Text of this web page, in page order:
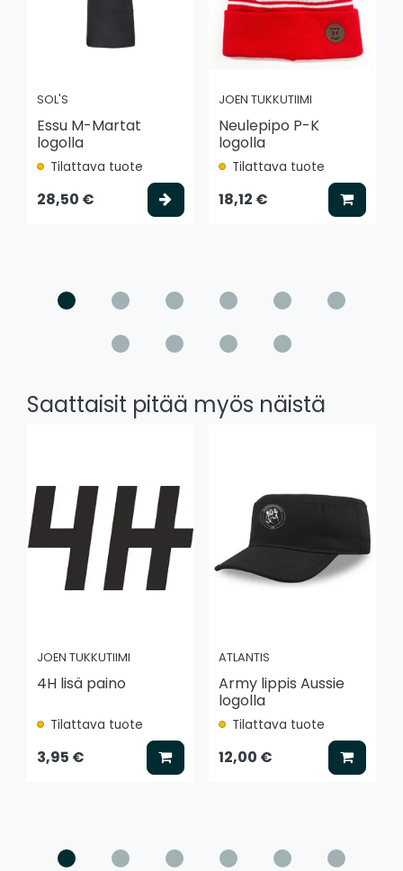
SOL'S
Essu M-Martat
logolla
Tilattava tuote
28,50 € Valitse vaihtoehto
JOEN TUKKUTIIMI
Neulepipo P-K
logolla
Tilattava tuote
18,12 € Lisää
Saattaisit pitää myös näistä
JOEN TUKKUTIIMI
4H lisä paino
Tilattava tuote
3,95 € Lisää koriin
ATLANTIS
Army lippis Aussie
logolla
Tilattava tuote
12,00 € Lisää